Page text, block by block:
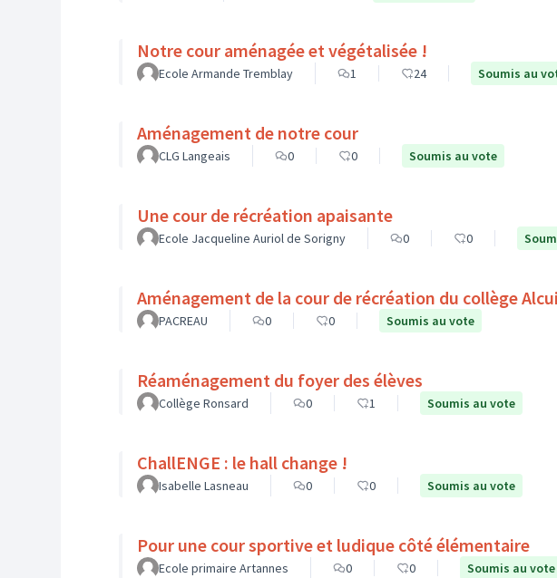
Notre cour aménagée et végétalisée !
Ecole Armande Tremblay 1 24 Soumis au
Aménagement de notre cour
CLG Langeais 0 0 Soumis au vote
Une cour de récréation apaisante
Ecole Jacqueline Auriol de Sorigny 0 0
Aménagement de la cour de récréation du collège
PACREAU 0 0 Soumis au vote
Réaménagement du foyer des élèves
Collège Ronsard 0 1 Soumis au vote
ChallENGE : le hall change !
Isabelle Lasneau 0 0 Soumis au vote
Pour une cour sportive et ludique côté élémentaire
Ecole primaire Artannes 0 0 Soumis au vote